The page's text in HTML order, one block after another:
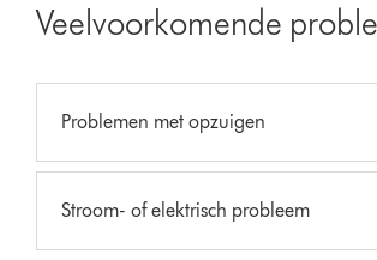
Veelvoorkomende
Problemen met opzuigen
Stroom- of elektrisch probleem